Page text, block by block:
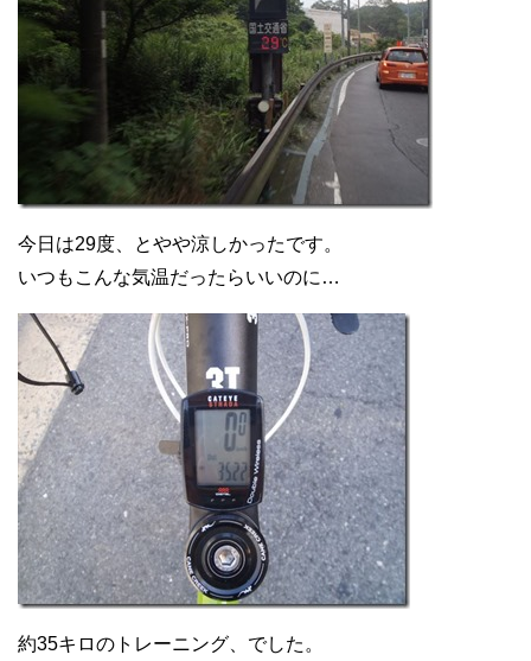
今日は29度、とやや涼しかったです。
いつもこんな気温だったらいいのに…
約35キロのトレーニング、でした。